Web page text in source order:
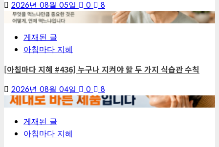
2026년 08월 05일 0
8
게재된 글
아침마다 지혜
[아침마다 지혜 #436] 누구나 지켜야 할 두 가지 식습관 수칙
2026년 08월 04일 0
8
게재된 글
아침마다 지혜